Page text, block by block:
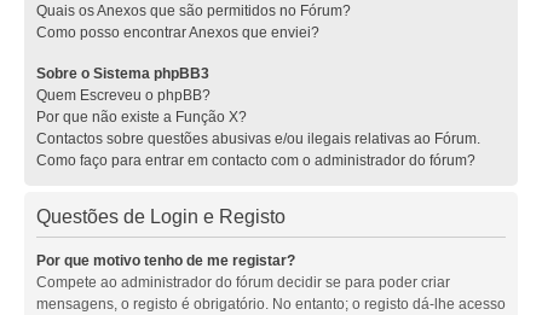
Quais os Anexos que são permitidos no Fórum?
Como posso encontrar Anexos que enviei?
Sobre o Sistema phpBB3
Quem Escreveu o phpBB?
Por que não existe a Função X?
Contactos sobre questões abusivas e/ou ilegais relativas ao Fórum.
Como faço para entrar em contacto com o administrador do fórum?
Questões de Login e Registo
Por que motivo tenho de me registar?
Compete ao administrador do fórum decidir se para poder criar
mensagens, o registo é obrigatório. No entanto; o registo dá-lhe acesso